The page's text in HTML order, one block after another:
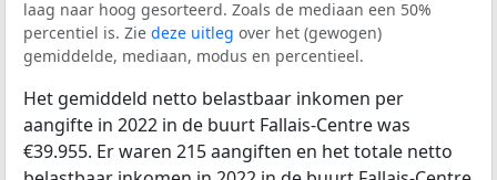
laag naar hoog gesorteerd. Zoals de mediaan een 50%
percentiel is. Zie deze uitleg over het (gewogen)
gemiddelde, mediaan, modus en percentieel.
Het gemiddeld netto belastbaar inkomen per
aangifte in 2022 in de buurt Fallais-Centre was
€39.955. Er waren 215 aangiften en het totale netto